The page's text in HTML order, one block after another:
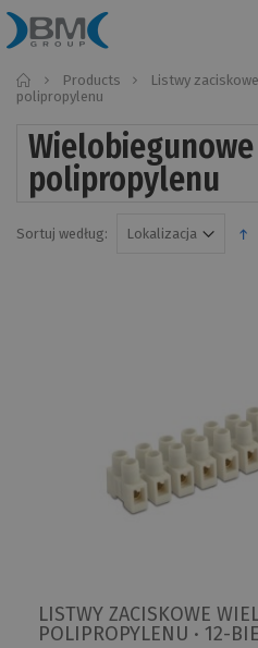
Home
Products Listwy zaciskowe
polipropylenu
Wielobiegunowe
polipropylenu
Sortuj według:
LISTWY ZACISKOWE
POLIPROPYLENU · 12-